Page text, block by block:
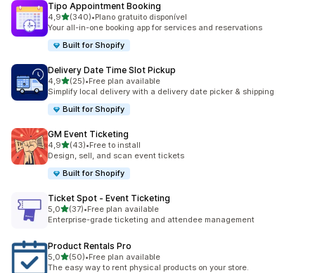
Tipo Appointment Booking
4,9de 5 estrelas
(340)
340 total de avaliações
•Plano gratuito disponível
Your all-in-one booking app for services and reservations
Built for Shopify
Delivery Date Time Slot Pickup
4,9de 5 estrelas
(25)
25 total de avaliações
•Free plan available
Simplify local delivery with a delivery date picker & shipping
Built for Shopify
GM Event Ticketing
4,9de 5 estrelas
(43)
43 total de avaliações
•Free to install
Design, sell, and scan event tickets
Built for Shopify
Ticket Spot ‑ Event Ticketing
5,0de 5 estrelas
(37)
37 total de avaliações
•Free plan available
Enterprise-grade ticketing and attendee management
Product Rentals Pro
5,0de 5 estrelas
(50)
50 total de avaliações
•Free plan available
The easy way to rent physical products on your store.